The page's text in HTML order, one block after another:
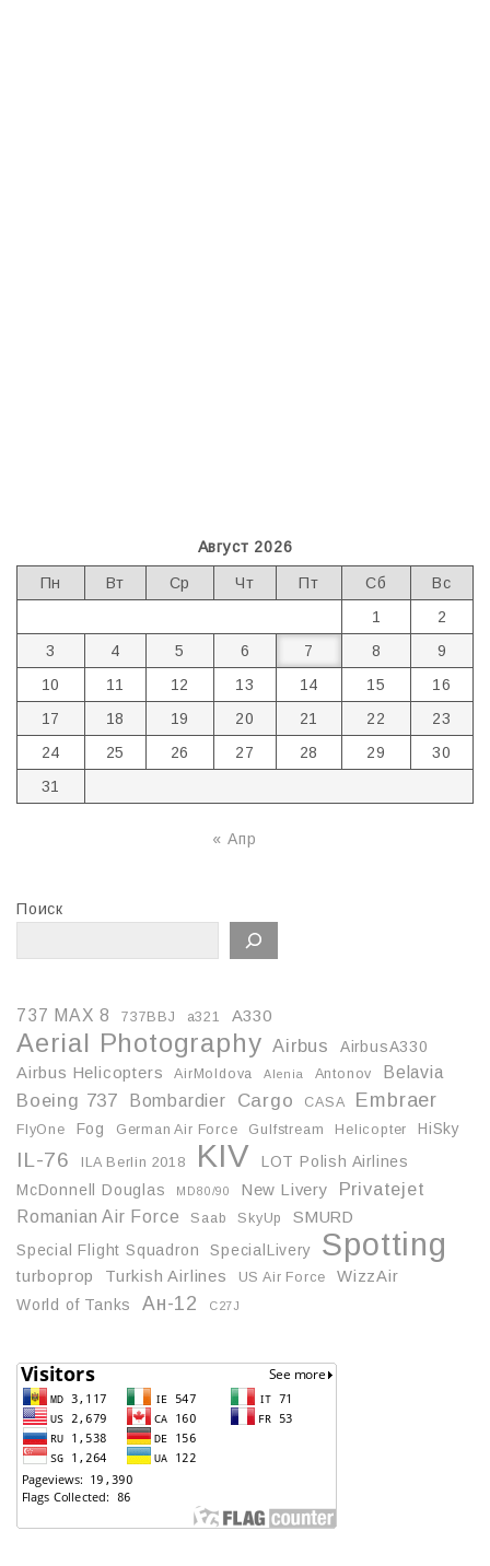
Август 2026
Пн Вт Ср Чт Пт Сб
Вс
1
2
3
4 5 6 7 8
9
10
11 12 13 14 15
16
17
18 19 20 21 22
23
24
25 26 27 28 29
30
31
« Апр
Поиск
737 MAX 8 737BBJ a321 A330
Aerial Photography Airbus
AirbusA330
Airbus Helicopters
AirMoldova Alenia Antonov Belavia
Boeing 737 Bombardier Cargo CASA Embraer
FlyOne Fog German Air Force Gulfstream Helicopter HiSky
IL-76 ILA Berlin 2018 KIV
LOT Polish Airlines
McDonnell Douglas
MD80/90 New Livery Privatejet
Romanian Air Force Saab SkyUp
SMURD
Special Flight Squadron
SpecialLivery Spotting
turboprop Turkish Airlines US Air Force
WizzAir
World of Tanks
Ан-12 С27J